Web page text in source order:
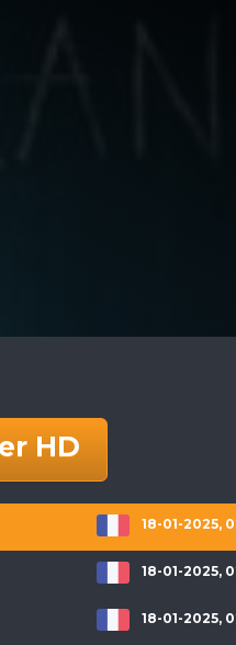
HD
18-01-2025,
18-01-2025,
18-01-2025,